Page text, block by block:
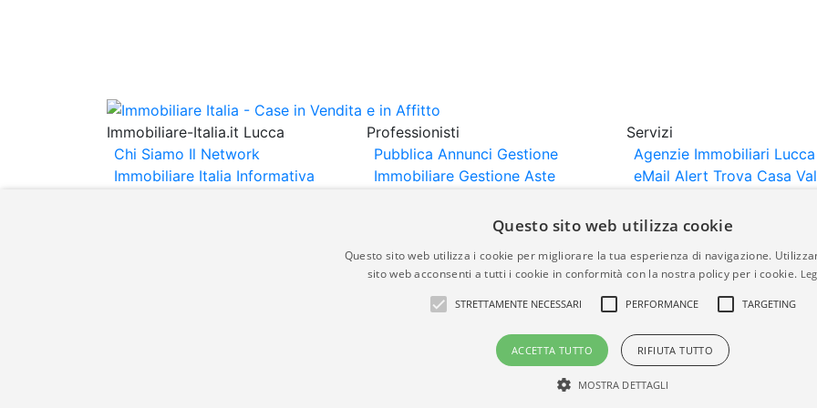
Immobiliare-Italia.it Lucca
Chi Siamo Il Network
Immobiliare Italia Informativa
Professionisti
Pubblica Annunci Gestione
Immobiliare Gestione Aste
Importazione
Servizi
Agenzie Immobiliari Lucca
eMail Alert Trova Casa
Gli annunci immobiliari presenti su immobiliare-italia.it vengono pubblicati da agenzie immobiliari e
italia.it quindi non è responsabile della veridicità, della correttezza, della completezza, della
Questo sito web utilizza cookie
Questo sito web utilizza i cookie per migliorare la tua esperienza di navigazione.
sito web acconsenti a tutti i cookie in conformità con la nostra policy per i cookie.
STRETTAMENTE NECESSARI PERFORMANCE TARGETING
ACCETTA TUTTO RIFIUTA TUTTO
MOSTRA DETTAGLI